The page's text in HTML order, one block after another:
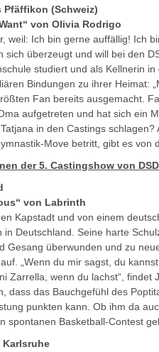
Pfäffikon (Schweiz)
von Olivia Rodrigo
weil: Ich bin gerne auffällig! Ich
sich überzeugt und will bei den
studiert und als Kellnerin
Bindungen zu ihrer Heimat:
Fan bereits ausgemacht.
aufgetreten und hat sich ein
in den Castings
Move betritt, gibt es von
der 5. Castingshow von
von Labrinth
Kapstadt und von einem
in Deutschland. Seine harte
Gesang überwunden und zu
„Wenn du mir sagst, du
Zarrella, wenn du lachst“,
dass das Bauchgefühl des
punkten kann. Ob ihm da
spontanen Basketball-Contest
Karlsruhe